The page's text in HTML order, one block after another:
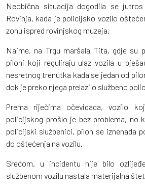
Neobična situacija dogodila se
Rovinja, kada je policijsko vozilo
zonu ispred rovinjskog muzeja.
Naime, na Trgu maršala Tita, gdje su
piloni koji reguliraju ulaz vozila u
nesretnog trenutka kada se jedan od
dok je preko njega prelazilo službeno
Prema riječima očevidaca, vozilo
policijskog prošlo je bez problema, no
policijski službenici, pilon se iznenada
do oštećenja na vozilu.
Srećom, u incidentu nije bilo
službenom vozilu nastala materijalna